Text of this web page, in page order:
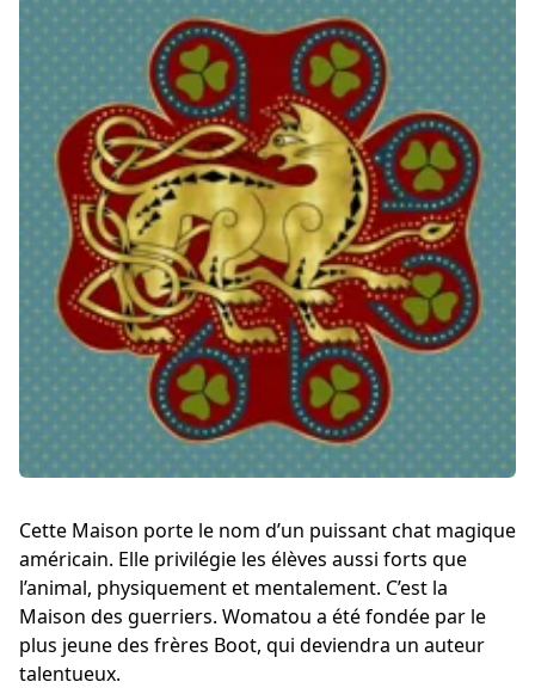
Cette Maison porte le nom d’un puissant chat magique
américain. Elle privilégie les élèves aussi forts que
l’animal, physiquement et mentalement. C’est la
Maison des guerriers. Womatou a été fondée par le
plus jeune des frères Boot, qui deviendra un auteur
talentueux.